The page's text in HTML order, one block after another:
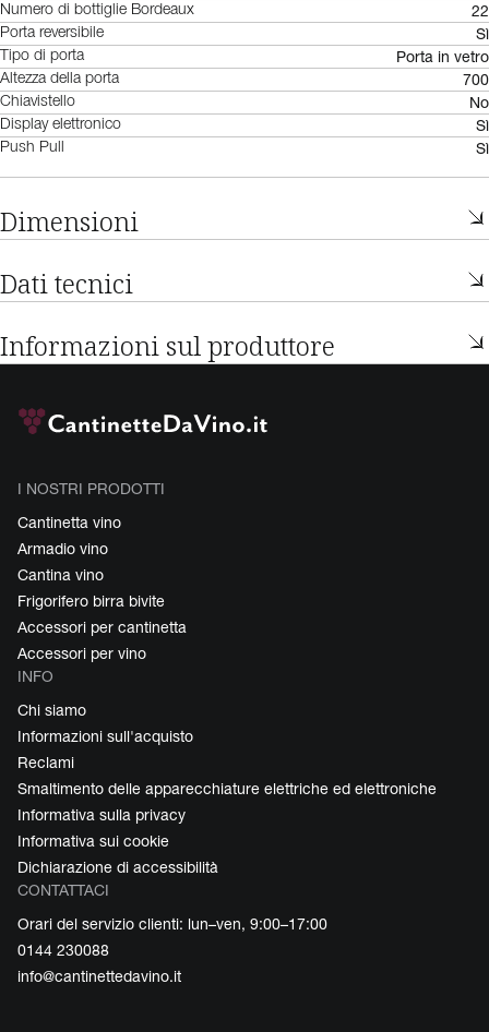
Numero di bottiglie Bordeaux 22
Porta reversibile Sì
Tipo di porta Porta in vetro
Altezza della porta 700
Chiavistello No
Display elettronico Sì
Push Pull Sì
Dimensioni
Dati tecnici
Informazioni sul produttore
I NOSTRI PRODOTTI
Cantinetta vino
Armadio vino
Cantina vino
Frigorifero birra bivite
Accessori per cantinetta
Accessori per vino
INFO
Chi siamo
Informazioni sull'acquisto
Reclami
Smaltimento delle apparecchiature elettriche ed elettroniche
Informativa sulla privacy
Informativa sui cookie
Dichiarazione di accessibilità
CONTATTACI
Orari del servizio clienti: lun–ven, 9:00–17:00
0144 230088
info@cantinettedavino.it